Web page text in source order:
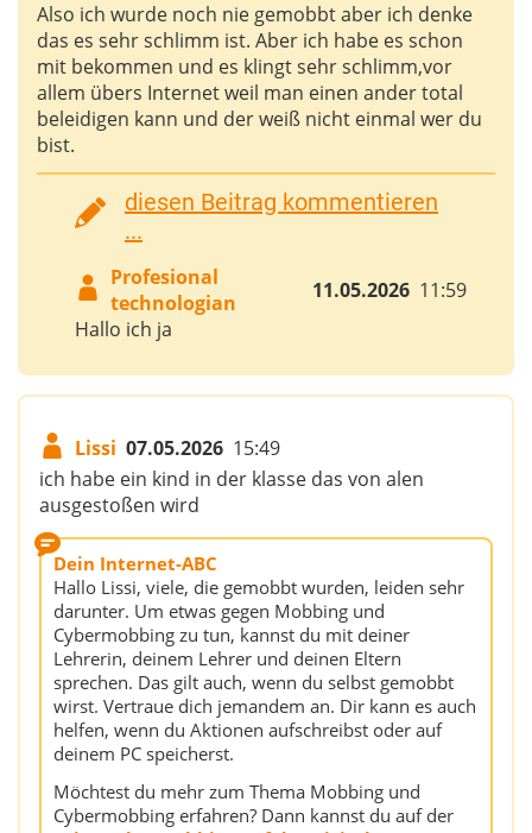
Also ich wurde noch nie gemobbt aber ich denke
das es sehr schlimm ist. Aber ich habe es schon
mit bekommen und es klingt sehr schlimm,vor
allem übers Internet weil man einen ander total
beleidigen kann und der weiß nicht einmal wer du
bist.
diesen Beitrag kommentieren
...
Profesional
technologian
11.05.2026 11:59
Hallo ich ja
Lissi 07.05.2026 15:49
ich habe ein kind in der klasse das von alen
ausgestoßen wird
Dein Internet-ABC
Hallo Lissi, viele, die gemobbt wurden, leiden sehr
darunter. Um etwas gegen Mobbing und
Cybermobbing zu tun, kannst du mit deiner
Lehrerin, deinem Lehrer und deinen Eltern
sprechen. Das gilt auch, wenn du selbst gemobbt
wirst. Vertraue dich jemandem an. Dir kann es auch
helfen, wenn du Aktionen aufschreibst oder auf
deinem PC speicherst.
Möchtest du mehr zum Thema Mobbing und
Cybermobbing erfahren? Dann kannst du auf der